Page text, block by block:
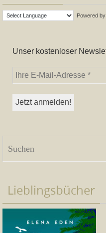
Powered by
Unser kostenloser
Lieblingsbücher